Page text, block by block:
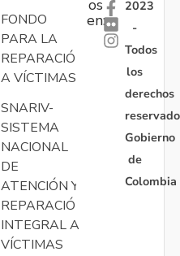
FONDO
PARA LA
REPARACIÓN
A VÍCTIMAS
SNARIV-
SISTEMA
NACIONAL
DE
ATENCIÓN Y
REPARACIÓN
INTEGRAL A
VÍCTIMAS
os
en:
2023
-
Todos
los
derechos
Gobierno
de
Colombia